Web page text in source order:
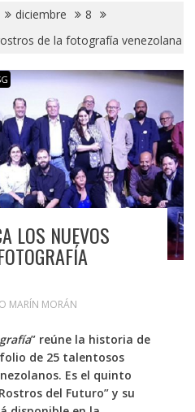
diciembre
8
de la fotografía venezolana
LOS NUEVOS
MARÍN MORÁN
” reúne la historia de
de 25 talentosos
Es el quinto
del Futuro” y su